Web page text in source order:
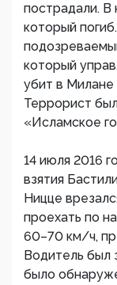
пострадали. В
который
который
убит в Милане
Террорист
«Исламское
14 июля 2016
взятия
Ницце
проехать по
60–70 км/ч,
Водитель был
было